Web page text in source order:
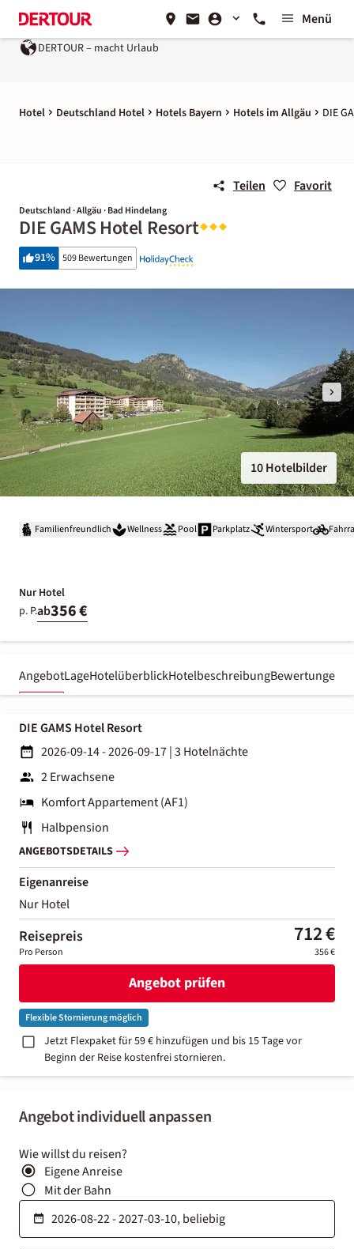
Menü
DERTOUR – macht Urlaub
Hotel Deutschland Hotel Hotels Bayern Hotels im Allgäu DIE
Teilen Favorit
Deutschland · Allgäu · Bad Hindelang
DIE GAMS Hotel Resort
91% 509 Bewertungen
10 Hotelbilder
Familienfreundlich Wellness Pool Parkplatz Wintersport
Nur Hotel
p. P.ab356 €
AngebotLageHotelüberblickHotelbeschreibungBewertungen
Angebot individuell anpassen
Wie willst du reisen?
Eigene Anreise
Mit der Bahn
DIE GAMS Hotel Resort
2026-09-14 - 2026-09-17|3 Hotelnächte
2 Erwachsene
Komfort Appartement (AF1)
Halbpension
ANGEBOTSDETAILS
Eigenanreise
Nur Hotel
Reisepreis 712 €
Pro Person 356 €
Angebot prüfen
Flexible Stornierung möglich
Jetzt Flexpaket für 59 € hinzufügen und bis 15 Tage vor
Beginn der Reise kostenfrei stornieren.